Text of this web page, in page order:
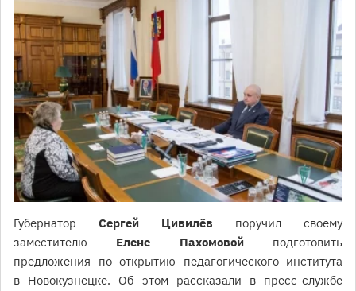
Губернатор Сергей Цивилёв поручил своему
заместителю Елене Пахомовойподготовить
предложения по открытию педагогического института
в Новокузнецке. Об этом рассказали в пресс-службе